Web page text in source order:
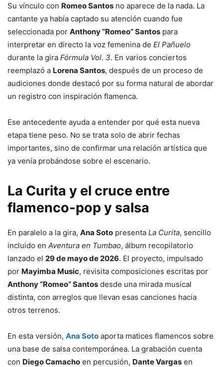
Su vínculo con Romeo Santos no aparece de la nada. La
cantante ya había captado su atención cuando fue
seleccionada por Anthony “Romeo” Santos para
interpretar en directo la voz femenina de El Pañuelo
durante la gira Fórmula Vol. 3. En varios conciertos
reemplazó a Lorena Santos, después de un proceso de
audiciones donde destacó por su forma natural de abordar
un registro con inspiración flamenca.
Ese antecedente ayuda a entender por qué esta nueva
etapa tiene peso. No se trata solo de abrir fechas
importantes, sino de confirmar una relación artística que
ya venía probándose sobre el escenario.
La Curita y el cruce entre
flamenco-pop y salsa
En paralelo a la gira, Ana Soto presenta La Curita, sencillo
incluido en Aventura en Tumbao, álbum recopilatorio
lanzado el 29 de mayo de 2026. El proyecto, impulsado
por Mayimba Music, revisita composiciones escritas por
Anthony “Romeo” Santos desde una mirada musical
distinta, con arreglos que llevan esas canciones hacia
otros terrenos.
En esta versión, Ana Soto aporta matices flamencos sobre
una base de salsa contemporánea. La grabación cuenta
con Diego Camacho en percusión, Dante Vargas en